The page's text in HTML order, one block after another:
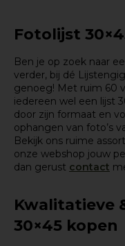
Fotolijst
Ben je op zoek naar
verder, bij dé
genoeg! Met ruim 60
iedereen wel een lijst
door zijn formaat en
ophangen van foto’s
Bekijk ons ruime
onze webshop jouw
dan gerust contact
Kwalitatieve
30×45 kopen